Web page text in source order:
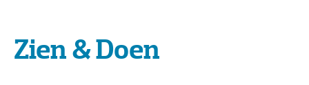
Zien & Doen